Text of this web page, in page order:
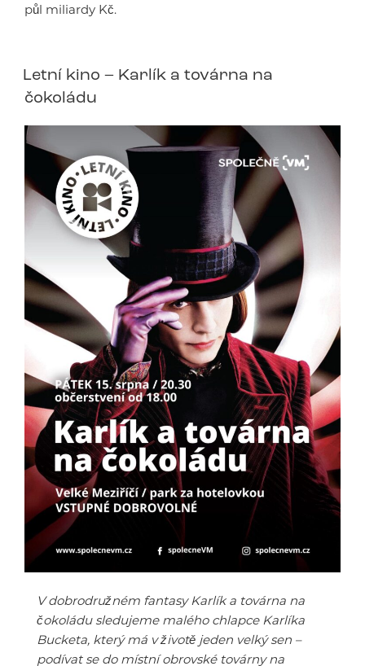
půl miliardy Kč.
Letní kino – Karlík a továrna na
čokoládu
V dobrodružném fantasy Karlík a továrna na
čokoládu sledujeme malého chlapce Karlíka
Bucketa, který má v životě jeden velký sen –
podívat se do místní obrovské továrny na